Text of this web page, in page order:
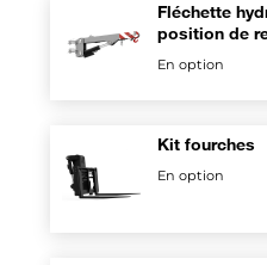
Fléchette
position de
En option
Kit fourches
En option